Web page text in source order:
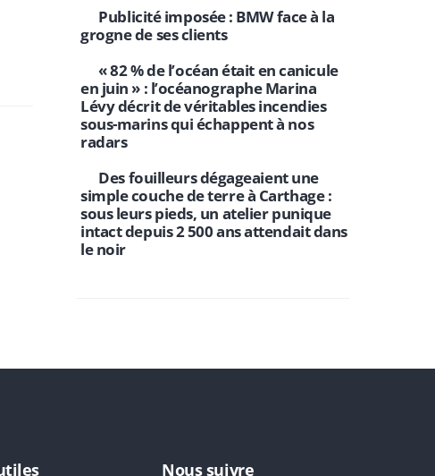
Publicité imposée : BMW face à la
grogne de ses clients
« 82 % de l’océan était en canicule
en juin » : l’océanographe Marina
Lévy décrit de véritables incendies
sous-marins qui échappent à nos
radars
Des fouilleurs dégageaient une
simple couche de terre à Carthage :
sous leurs pieds, un atelier punique
intact depuis 2 500 ans attendait dans
le noir
Nous suivre